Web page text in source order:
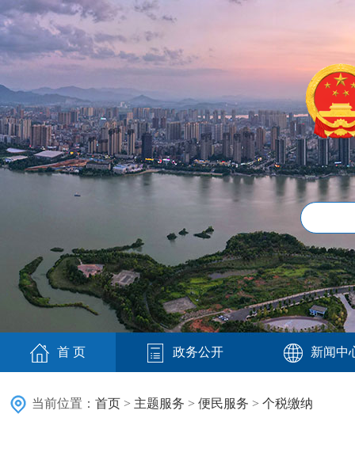
首 页 政务公开 新闻中
当前位置： 首页 > 主题服务 > 便民服务 > 个税缴纳